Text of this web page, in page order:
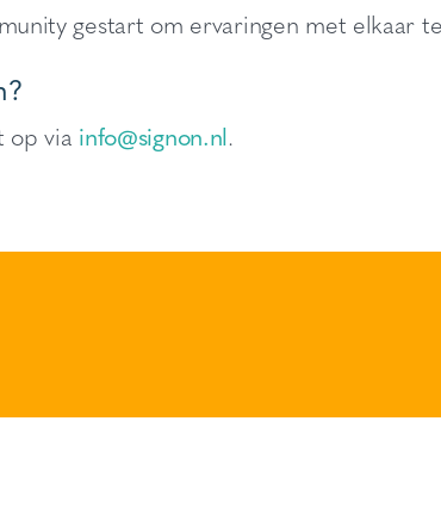
gestart om ervaringen met elkaar
op via info@signon.nl.